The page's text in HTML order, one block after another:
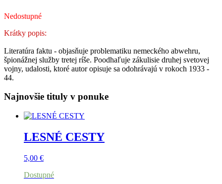
Nedostupné
Krátky popis:
Literatúra faktu - objasňuje problematiku nemeckého abwehru,
špionážnej služby tretej ríše. Poodhaľuje zákulisie druhej svetovej
vojny, udalosti, ktoré autor opisuje sa odohrávajú v rokoch 1933 -
44.
Najnovšie tituly v ponuke
LESNÉ CESTY
5,00 €
Dostupné